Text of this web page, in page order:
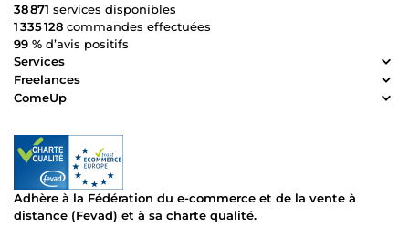
38 871 services disponibles
1 335 128 commandes effectuées
99 % d’avis positifs
Services
Freelances
ComeUp
Adhère à la Fédération du e-commerce et de la vente à
distance (Fevad) et à sa charte qualité.